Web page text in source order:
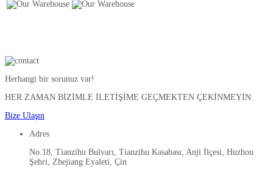
Herhangi bir sorunuz var!
HER ZAMAN BİZİMLE İLETİŞİME GEÇMEKTEN ÇEKİNMEYİN.
Bize Ulaşın
Adres
No.18, Tianzihu Bulvarı, Tianzihu Kasabası, Anji İlçesi, Huzhou
Şehri, Zhejiang Eyaleti, Çin